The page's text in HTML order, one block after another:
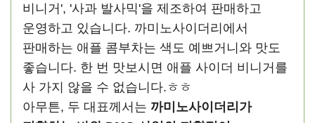
비니거', '사과 발사믹'을 제조하여 판매하고
운영하고 있습니다. 까미노사이더리에서
판매하는 애플 콤부차는 색도 예쁘거니와 맛도
좋습니다. 한 번 맛보시면 애플 사이더 비니거를
사 가지 않을 수 없습니다.ㅎㅎ
아무튼, 두 대표께서는 까미노사이더리가